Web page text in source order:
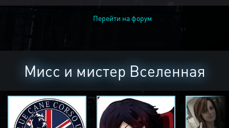
Перейти на форум
Мисс и мистер Вселенная